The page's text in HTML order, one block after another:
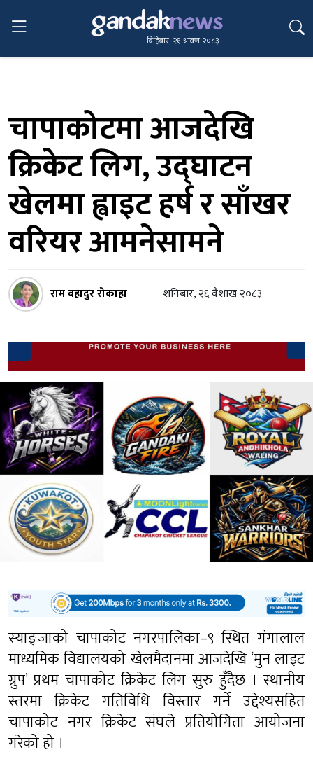
बिहिबार, २१ श्रावण २०८३
चापाकोटमा आजदेखि
क्रिकेट लिग, उद्घाटन
खेलमा ह्वाइट हर्ष र साँखर
वरियर आमनेसामने
राम बहादुर रोकाहा शनिबार, २६ वैशाख २०८३
स्याङ्जाको चापाकोट नगरपालिका–९ स्थित गंगालाल
माध्यमिक विद्यालयको खेलमैदानमा आजदेखि ‘मुन लाइट
ग्रुप’ प्रथम चापाकोट क्रिकेट लिग सुरु हुँदैछ । स्थानीय
स्तरमा क्रिकेट गतिविधि विस्तार गर्ने उद्देश्यसहित
चापाकोट नगर क्रिकेट संघले प्रतियोगिता आयोजना
गरेको हो ।